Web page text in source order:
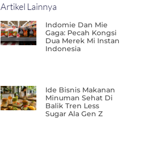
Artikel Lainnya
Indomie Dan Mie
Gaga: Pecah Kongsi
Dua Merek Mi Instan
Indonesia
Ide Bisnis Makanan
Minuman Sehat Di
Balik Tren Less
Sugar Ala Gen Z